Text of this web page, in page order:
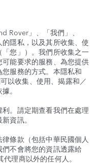
Rover」、「我們」、
的隱私，以及其所收集、使
您」）。我們所收集之一
能要求的服務、為您提供
服務的方式。本隱私和
以收集、使用、揭露和／
。
。請定期查看我們在處理
資訊。
條款（包括中華民國個人
不會將您的資訊透露給
理商以外的任何人。